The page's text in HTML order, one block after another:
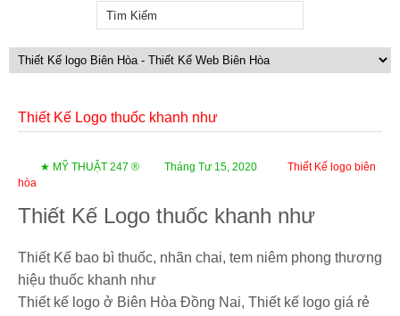
Thiết Kế Logo thuốc khanh như
★ MỸ THUẬT 247 ® Tháng Tư 15, 2020
Thiết Kế logo biên
hòa
Thiết Kế Logo thuốc khanh như
Thiết Kế bao bì thuốc, nhãn chai, tem niêm phong thương
hiệu thuốc khanh như
Thiết kế logo ở Biên Hòa Đồng Nai, Thiết kế logo giá rẻ